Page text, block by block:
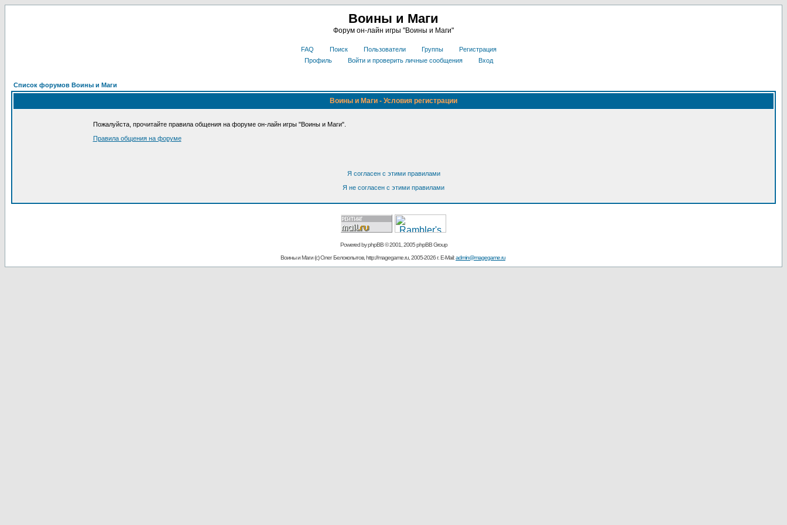
Воины и Маги
Форум он-лайн игры "Воины и Маги"
FAQ Поиск Пользователи Группы
Регистрация
Профиль
Войти и проверить личные сообщения Вход
Список форумов Воины и Маги
Воины и Маги - Условия регистрации
Пожалуйста, прочитайте правила общения на форуме он-лайн игры "Воины и Маги".
Правила общения на форуме
Я согласен с этими правилами
Я не согласен с этими правилами
Powered byphpBB© 2001, 2005 phpBB Group
Воины и Маги (c) Олег Белокопытов, http://magegame.ru, 2005-2026 г. E-Mail:admin@magegame.ru